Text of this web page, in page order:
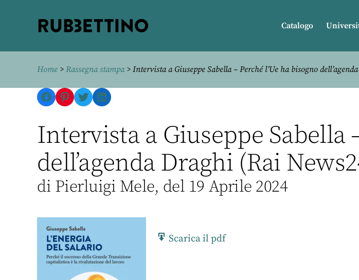
Catalogo
Home > Rassegna stampa> Intervista a Giuseppe Sabella – Perché l’Ue ha bisogno
Facebook
Pinterest
TwitterLinkedIn
Intervista a Giuseppe Sabella
dell’agenda Draghi (Rai
di Pierluigi Mele, del 19 Aprile 2024
Scarica il pdf